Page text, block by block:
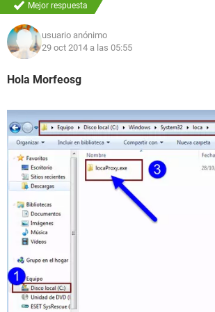
Mejor respuesta
usuario anónimo
29 oct 2014 a las 05:55
Hola Morfeosg